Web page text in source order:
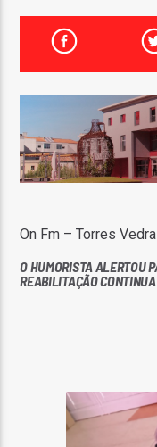
FAIXA ATUAL
On Fm – Torres
O HUMORISTA ALERTOU
REABILITAÇÃO